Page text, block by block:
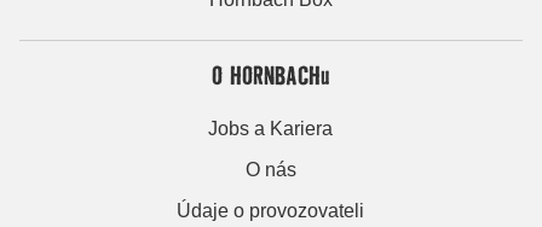
O HORNBACHu
Jobs a Kariera
O nás
Údaje o provozovateli